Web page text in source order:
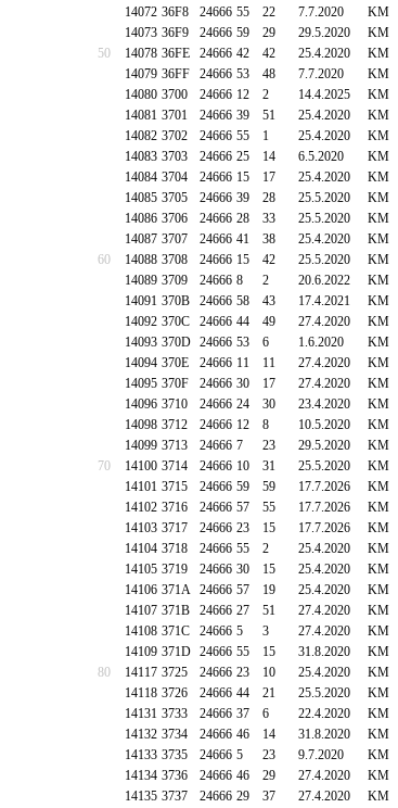
14072 36F8 24666 55 22 7.7.2020 KM
14073 36F9 24666 59 29 29.5.2020 KM
50
14078 36FE 24666 42 42 25.4.2020 KM
14079 36FF 24666 53 48 7.7.2020 KM
14080 3700 24666 12 2 14.4.2025 KM
14081 3701 24666 39 51 25.4.2020 KM
14082 3702 24666 55 1 25.4.2020 KM
14083 3703 24666 25 14 6.5.2020 KM
14084 3704 24666 15 17 25.4.2020 KM
14085 3705 24666 39 28 25.5.2020 KM
14086 3706 24666 28 33 25.5.2020 KM
14087 3707 24666 41 38 25.4.2020 KM
60
14088 3708 24666 15 42 25.5.2020 KM
14089 3709 24666 8 2 20.6.2022 KM
14091 370B 24666 58 43 17.4.2021 KM
14092 370C 24666 44 49 27.4.2020 KM
14093 370D 24666 53 6 1.6.2020 KM
14094 370E 24666 11 11 27.4.2020 KM
14095 370F 24666 30 17 27.4.2020 KM
14096 3710 24666 24 30 23.4.2020 KM
14098 3712 24666 12 8 10.5.2020 KM
14099 3713 24666 7 23 29.5.2020 KM
70
14100 3714 24666 10 31 25.5.2020 KM
14101 3715 24666 59 59 17.7.2026 KM
14102 3716 24666 57 55 17.7.2026 KM
14103 3717 24666 23 15 17.7.2026 KM
14104 3718 24666 55 2 25.4.2020 KM
14105 3719 24666 30 15 25.4.2020 KM
14106 371A 24666 57 19 25.4.2020 KM
14107 371B 24666 27 51 27.4.2020 KM
14108 371C 24666 5 3 27.4.2020 KM
14109 371D 24666 55 15 31.8.2020 KM
80
14117 3725 24666 23 10 25.4.2020 KM
14118 3726 24666 44 21 25.5.2020 KM
14131 3733 24666 37 6 22.4.2020 KM
14132 3734 24666 46 14 31.8.2020 KM
14133 3735 24666 5 23 9.7.2020 KM
14134 3736 24666 46 29 27.4.2020 KM
14135 3737 24666 29 37 27.4.2020 KM